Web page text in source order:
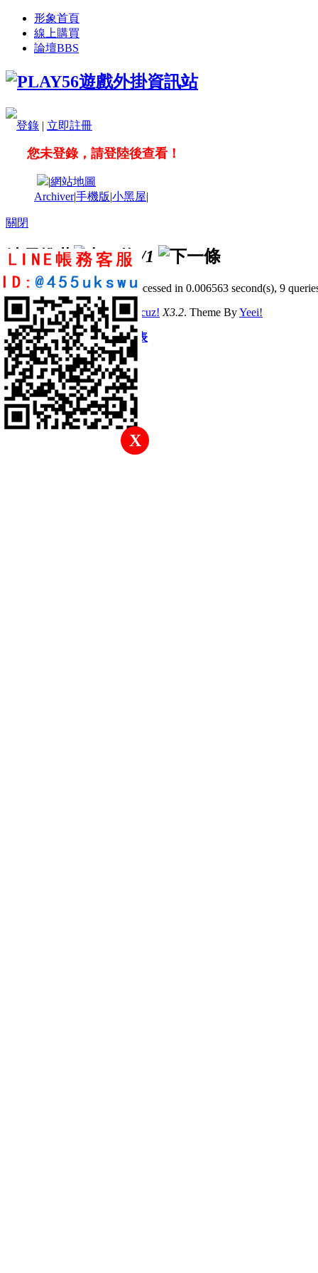
形象首頁
線上購買
論壇BBS
登錄 | 立即註冊
您未登錄，請登陸後查看！
X
|網站地圖
Archiver|手機版|小黑屋|
關閉
站長推薦 /1
GMT+8, 2026-8-8 19:30, Processed in 0.006563 second(s), 9
© 2001-2011 Powered byDiscuz! X3.2. Theme ByYeei!
快速回復 返回頂部 返回列表